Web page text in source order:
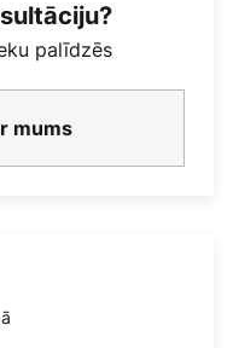
palīdzēs
mums